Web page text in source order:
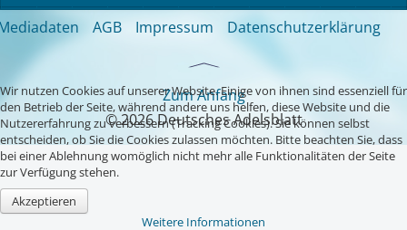
AGB Impressum Datenschutzerklärung
Zum Anfang
© 2026 Deutsches Adelsblatt
Wir nutzen Cookies auf unserer Website. Einige von ihnen sind essenziell für
den Betrieb der Seite, während andere uns helfen, diese Website und die
Nutzererfahrung zu verbessern (Tracking Cookies). Sie können selbst
entscheiden, ob Sie die Cookies zulassen möchten. Bitte beachten Sie, dass
bei einer Ablehnung womöglich nicht mehr alle Funktionalitäten der Seite
zur Verfügung stehen.
Akzeptieren
Weitere Informationen